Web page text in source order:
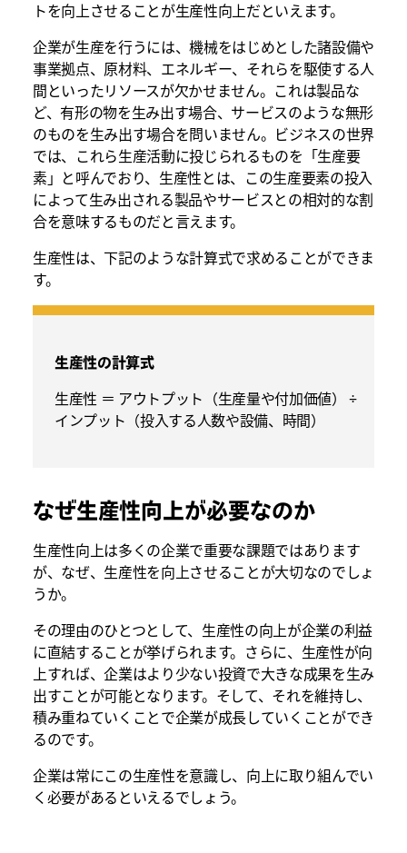
トを向上させることが生産性向上だといえます。
企業が生産を行うには、機械をはじめとした諸設備や
事業拠点、原材料、エネルギー、それらを駆使する人
間といったリソースが欠かせません。これは製品な
ど、有形の物を生み出す場合、サービスのような無形
のものを生み出す場合を問いません。ビジネスの世界
では、これら生産活動に投じられるものを「生産要
素」と呼んでおり、生産性とは、この生産要素の投入
によって生み出される製品やサービスとの相対的な割
合を意味するものだと言えます。
生産性は、下記のような計算式で求めることができま
す。
生産性の計算式
生産性 ＝ アウトプット（生産量や付加価値） ÷
インプット（投入する人数や設備、時間）
なぜ生産性向上が必要なのか
生産性向上は多くの企業で重要な課題ではあります
が、なぜ、生産性を向上させることが大切なのでしょ
うか。
その理由のひとつとして、生産性の向上が企業の利益
に直結することが挙げられます。さらに、生産性が向
上すれば、企業はより少ない投資で大きな成果を生み
出すことが可能となります。そして、それを維持し、
積み重ねていくことで企業が成長していくことができ
るのです。
企業は常にこの生産性を意識し、向上に取り組んでい
く必要があるといえるでしょう。